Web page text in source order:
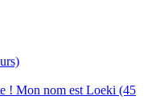
! Mon nom est Loeki (45